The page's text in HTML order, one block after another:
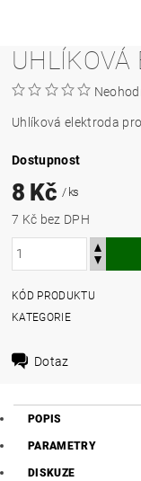
UHLÍKOVÁ
Uhlíková elektroda
Dostupnost
8 Kč / ks
7 Kč bez DPH
KÓD PRODUKTU
KATEGORIE
Dotaz
POPIS
PARAMETRY
DISKUZE